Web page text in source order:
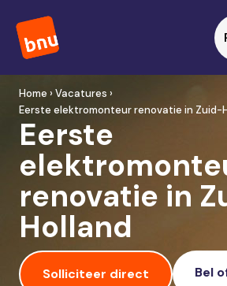
Home › Vacatures ›
Eerste elektromonteur renovatie in Zuid-
Eerste
renovatie in
Holland
Solliciteer direct Bel